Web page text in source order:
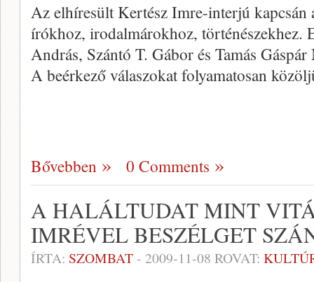
Az elhíresült Kertész Imre-interjú kapcsán
írókhoz, irodalmárokhoz, történészekhez.
András, Szántó T. Gábor és Tamás
A beérkező válaszokat folyamatosan
Bővebben 0 Comments
A HALÁLTUDAT MINT
IMRÉVEL BESZÉLGET
ÍRTA: SZOMBAT- 2009-11-08 ROVAT: